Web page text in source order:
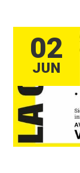
02
JUN